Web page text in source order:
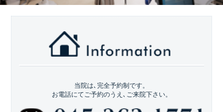
当院は､完全予約制です。
お電話にてご予約のうえ､ご来院下さい。